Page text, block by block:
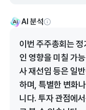
AI 분석
이번 주주총회는
인 영향을 미칠 가
사 재선임 등은 일
하며, 특별한 변화
니다. 투자 관점에